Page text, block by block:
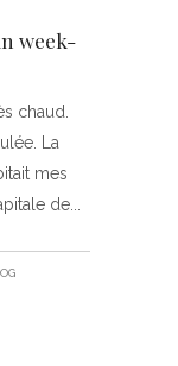
week-
chaud.
La
mes
de